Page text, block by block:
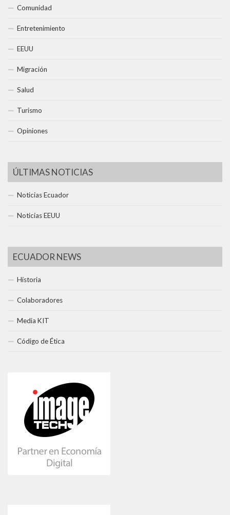
Comunidad
Entretenimiento
EEUU
Migración
Salud
Turismo
Opiniones
ÚLTIMAS NOTICIAS
Noticias Ecuador
Noticias EEUU
ECUADOR NEWS
Historia
Colaboradores
Media KIT
Código de Ética